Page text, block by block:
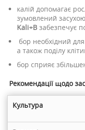
калій допомагає
зумовлений
Kali+B забезпечує
бор необхідний
а також поділу
бор сприяє
Рекомендації щодо
Культура